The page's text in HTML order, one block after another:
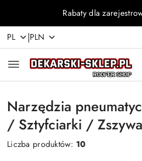
Przejdź do treści głównej
Przejdź do wyszukiwarki
Przejdź do moje konto
Przejdź do menu
Przejdź do stopki
Rabaty dla
PL |PLN
Narzędzia
/ Sztyfciarki /
Liczba produktów: 10